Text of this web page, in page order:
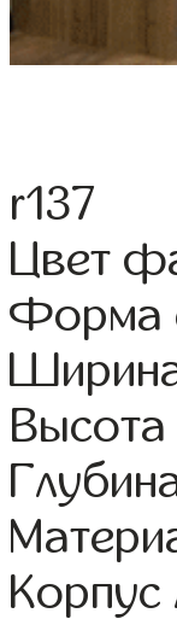
r137
Цвет
Форма